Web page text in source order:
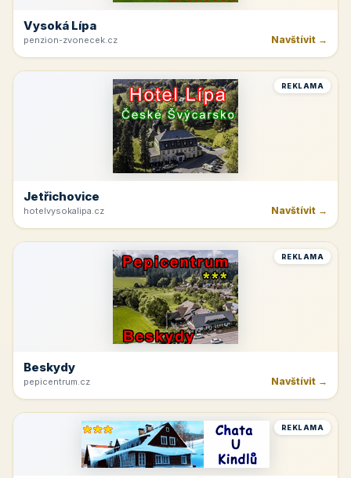
Vysoká Lípa
penzion-zvonecek.cz Navštívit →
REKLAMA
Jetřichovice
hotelvysokalipa.cz Navštívit →
REKLAMA
Beskydy
pepicentrum.cz Navštívit →
REKLAMA